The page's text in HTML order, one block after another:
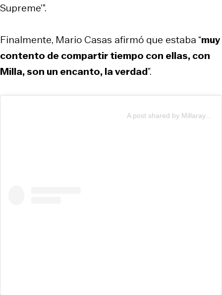
Supreme’”.
Finalmente, Mario Casas afirmó que estaba “muy
contento de compartir tiempo con ellas, con
Milla, son un encanto, la verdad”.
A post shared by Millaray Viera (@millarayviera)